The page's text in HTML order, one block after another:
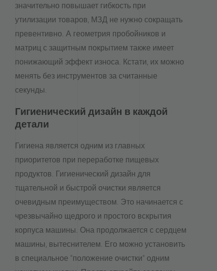
значительно повышает гибкость при
утилизации товаров, МЗД не нужно сокращать
превентивно. А геометрия пробойников и
матриц с защитным покрытием также имеет
понижающий эффект износа. Кстати, их можно
менять без инструментов за считанные
секунды.
Гигиенический дизайн в каждой
детали
Гигиена является одним из главных
приоритетов при переработке пищевых
продуктов. Гигиенический дизайн для
тщательной и быстрой очистки является
очевидным преимуществом. Это начинается с
чрезвычайно щедрого и простого вскрытия
корпуса машины. Она продолжается с сердцем
машины, вытеснителем. Его можно установить
в специальное "положение очистки" одним